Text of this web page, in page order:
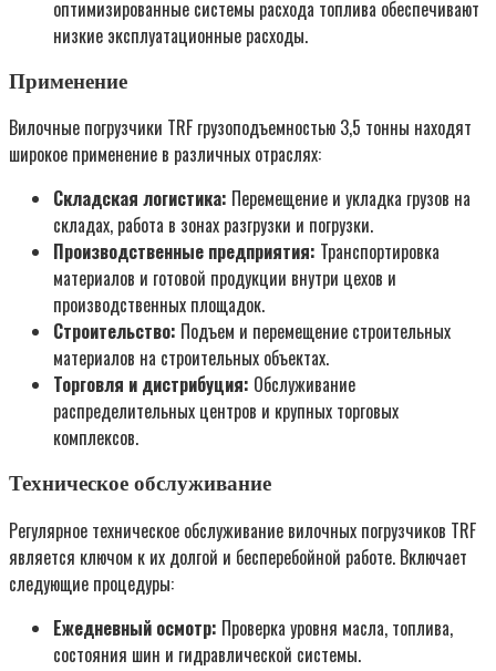
оптимизированные системы расхода топлива обеспечивают
низкие эксплуатационные расходы.
Применение
Вилочные погрузчики TRF грузоподъемностью 3,5 тонны находят
широкое применение в различных отраслях:
Складская логистика: Перемещение и укладка грузов на
складах, работа в зонах разгрузки и погрузки.
Производственные предприятия: Транспортировка
материалов и готовой продукции внутри цехов и
производственных площадок.
Строительство: Подъем и перемещение строительных
материалов на строительных объектах.
Торговля и дистрибуция: Обслуживание
распределительных центров и крупных торговых
комплексов.
Техническое обслуживание
Регулярное техническое обслуживание вилочных погрузчиков TRF
является ключом к их долгой и бесперебойной работе. Включает
следующие процедуры:
Ежедневный осмотр: Проверка уровня масла, топлива,
состояния шин и гидравлической системы.